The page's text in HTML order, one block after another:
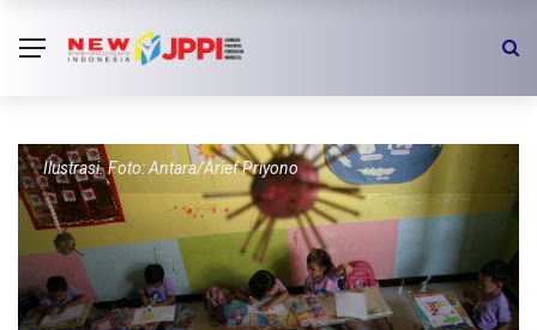
Ilustrasi. Foto: Antara/Arief Priyono